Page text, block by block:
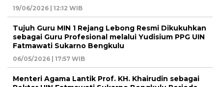
19/06/2026 | 12:12 WIB
Tujuh Guru MIN 1 Rejang Lebong Resmi Dikukuhkan
sebagai Guru Profesional melalui Yudisium PPG UIN
Fatmawati Sukarno Bengkulu
06/05/2026 | 17:57 WIB
Menteri Agama Lantik Prof. KH. Khairudin sebagai